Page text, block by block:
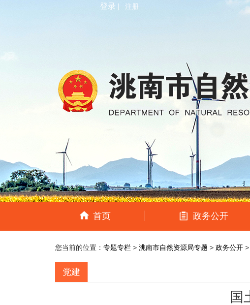
登录 | 注册
首页 政务公开
您当前的位置： 专题专栏 > 洮南市自然资源局专题 > 政务公开 >
党建
国